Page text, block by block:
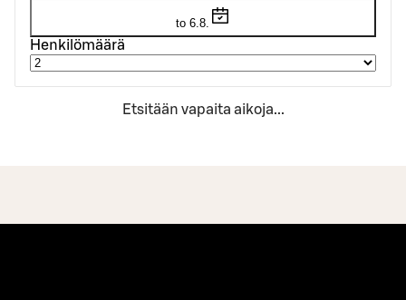
to 6.8.
Henkilömäärä
Etsitään vapaita aikoja...